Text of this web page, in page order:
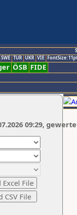
SWE TUR UKR VIE
ÖSB FIDE
09:29,